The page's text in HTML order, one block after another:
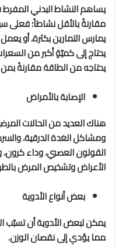
يساهم النشاط البدني
مقارنةً بالأقل نشاطاً؛ فعلى
يمارس التمارين بكثرة، أو
يحتاج إلى كميّةٍ أكبر من
يحتاجه من الطاقة مقارنةً
الإصابة بالأمراض
هناك العديد من الحالات
ومشاكل الغدة الدرقية،
القولون العصبي، وداء كرون،
الأعراض وتشخيص المرض
بعض أنواع الأدوية
يمكن لبعض الأدوية أن تسبّب
مما يؤدي إلى نقصان الوزن.